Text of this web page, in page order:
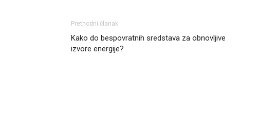
Prethodni članak
Kako do bespovratnih sredstava za obnovljive
izvore energije?